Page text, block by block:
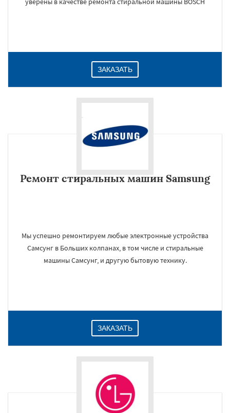
ЗАКАЗАТЬ
Ремонт стиральных машин Samsung
Мы успешно ремонтируем любые электронные устройства
Самсунг в Больших колпанах, в том числе и стиральные
машины Самсунг, и другую бытовую технику.
ЗАКАЗАТЬ